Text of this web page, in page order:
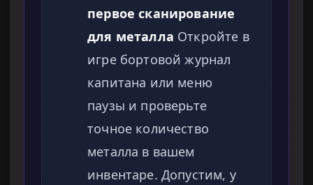
первое сканирование
для металла Откройте в
игре бортовой журнал
капитана или меню
паузы и проверьте
точное количество
металла в вашем
инвентаре. Допустим, у